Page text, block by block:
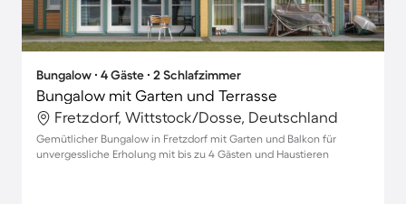
Bungalow ∙ 4 Gäste ∙ 2 Schlafzimmer
Bungalow mit Garten und Terrasse
Fretzdorf, Wittstock/Dosse, Deutschland
Gemütlicher Bungalow in Fretzdorf mit Garten und Balkon für
unvergessliche Erholung mit bis zu 4 Gästen und Haustieren